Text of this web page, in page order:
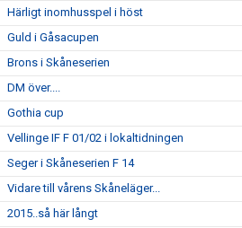
Härligt inomhusspel i höst
Guld i Gåsacupen
Brons i Skåneserien
DM över....
Gothia cup
Vellinge IF F 01/02 i lokaltidningen
Seger i Skåneserien F 14
Vidare till vårens Skåneläger...
2015..så här långt